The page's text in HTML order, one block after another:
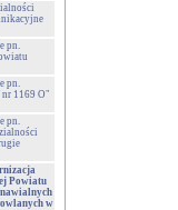
pn.
pn.
nr 1169 O"
pn.
Powiatu
w